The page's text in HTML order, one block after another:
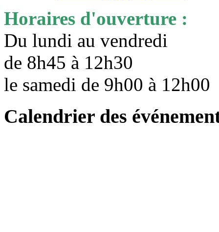
Horaires d'ouverture :
Du lundi au vendredi
de 8h45 à 12h30
le samedi de 9h00 à
Calendrier des